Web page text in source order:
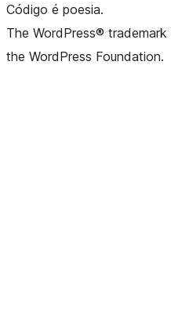
Código é poesia.
The WordPress®
the WordPress Foundation.